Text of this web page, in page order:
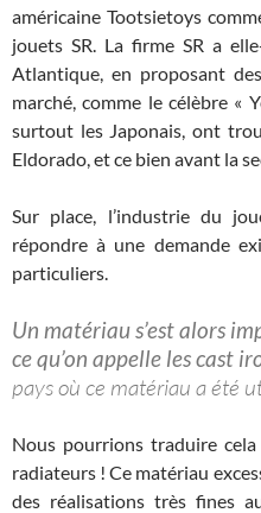
américaine Tootsietoys
jouets SR. La firme SR a
Atlantique, en proposant
marché, comme le célèbre «
surtout les Japonais, ont
Eldorado, et ce bien avant la
Sur place, l’industrie du
répondre à une demande
particuliers.
Un matériau s’est alors
ce qu’on appelle les cast
pays où ce matériau a été
Nous pourrions traduire
radiateurs ! Ce matériau
des réalisations très fines